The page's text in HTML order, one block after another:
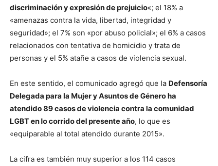
discriminación y expresión de prejuicio«; el 18% a
«amenazas contra la vida, libertad, integridad y
seguridad»; el 7% son «por abuso policial»; el 6% a casos
relacionados con tentativa de homicidio y trata de
personas y el 5% atañe a casos de violencia sexual.
En este sentido, el comunicado agregó que la Defensoría
Delegada para la Mujer y Asuntos de Género ha
atendido 89 casos de violencia contra la comunidad
LGBT en lo corrido del presente año, lo que es
«equiparable al total atendido durante 2015».
La cifra es también muy superior a los 114 casos